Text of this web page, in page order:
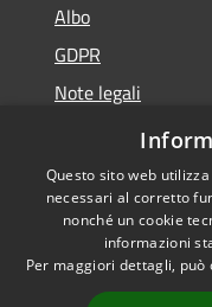
Albo
GDPR
Note legali
Dichiarazione di
Accessibilità
Questo sito web
necessari al corretto
nonché un cookie
informazioni
Per maggiori dettagli, può